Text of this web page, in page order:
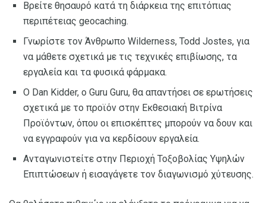
Βρείτε θησαυρό κατά τη διάρκεια της επιτόπιας
περιπέτειας geocaching.
Γνωρίστε τον Άνθρωπο Wilderness, Todd Jostes, για
να μάθετε σχετικά με τις τεχνικές επιβίωσης, τα
εργαλεία και τα φυσικά φάρμακα.
Ο Dan Kidder, ο Guru Guru, θα απαντήσει σε ερωτήσεις
σχετικά με το προϊόν στην Εκθεσιακή Βιτρίνα
Προϊόντων, όπου οι επισκέπτες μπορούν να δουν και
να εγγραφούν για να κερδίσουν εργαλεία.
Ανταγωνιστείτε στην Περιοχή Τοξοβολίας Υψηλών
Επιπτώσεων ή εισαγάγετε τον διαγωνισμό χύτευσης.